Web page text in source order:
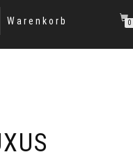
Warenkorb 0